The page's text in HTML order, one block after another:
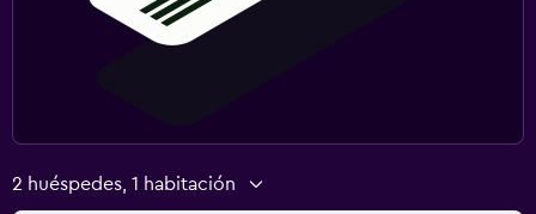
2 huéspedes, 1 habitación